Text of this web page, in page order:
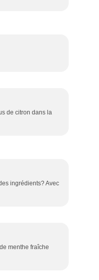
de citron dans la
ingrédients? Avec
menthe fraîche